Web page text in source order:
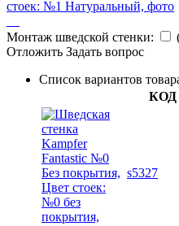
Монтаж шведской стенки:
Отложить Задать вопрос
Список вариантов
КОД
s5327